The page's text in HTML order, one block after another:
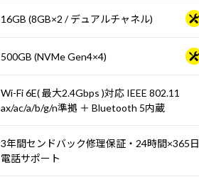
16GB (8GB×2 / デュアルチャネル)
500GB (NVMe Gen4×4)
Wi-Fi 6E( 最大2.4Gbps )対応 IEEE 802.11
ax/ac/a/b/g/n準拠 ＋ Bluetooth 5内蔵
3年間センドバック修理保証・24時間×365日
電話サポート